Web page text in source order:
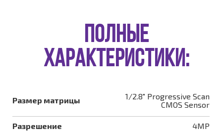
ПОЛНЫЕ
ХАРАКТЕРИСТИКИ:
Размер матрицы
1/2.8" Progressive Scan
CMOS Sensor
Разрешение 4MP